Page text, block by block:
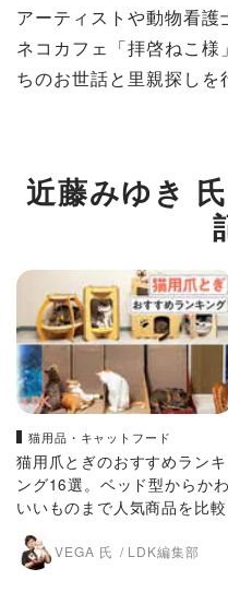
アーティストや動物看
ネコカフェ「拝啓ねこ様
ちのお世話と里親探しを
近藤みゆき
猫用品・キャットフード
猫用爪とぎのおすすめランキ
ング16選。ベッド型からかわ
いいものまで人気商品を比較
VEGA 氏 LDK編集部